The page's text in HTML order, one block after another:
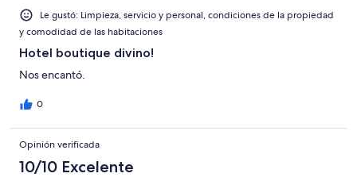
Le gustó: Limpieza, servicio y personal, condiciones de la propiedad
y comodidad de las habitaciones
Hotel boutique divino!
Nos encantó.
0
Opinión verificada
10/10 Excelente